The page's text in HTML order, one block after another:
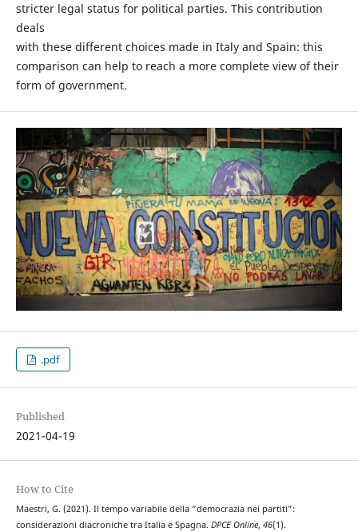
stricter legal status for political parties. This contribution
deals
with these different choices made in Italy and Spain: this
comparison can help to reach a more complete view of their
form of government.
.pdf
Published
2021-04-19
How to Cite
Maestri, G. (2021). Il tempo variabile della “democrazia nei partiti”:
considerazioni diacroniche tra Italia e Spagna. DPCE Online, 46(1).